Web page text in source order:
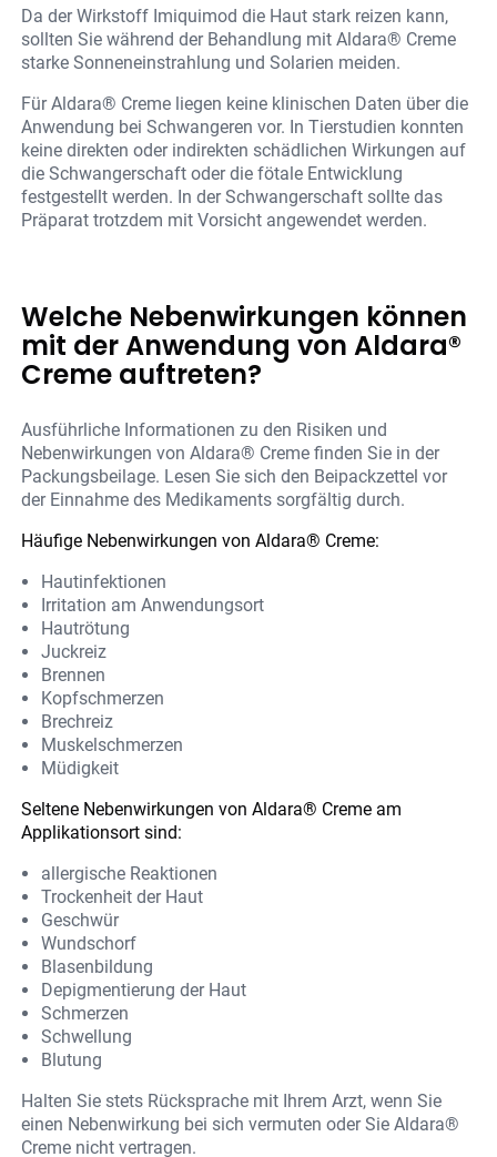
Da der Wirkstoff Imiquimod die Haut stark reizen kann,
sollten Sie während der Behandlung mit Aldara® Creme
starke Sonneneinstrahlung und Solarien meiden.
Für Aldara® Creme liegen keine klinischen Daten über die
Anwendung bei Schwangeren vor. In Tierstudien konnten
keine direkten oder indirekten schädlichen Wirkungen auf
die Schwangerschaft oder die fötale Entwicklung
festgestellt werden. In der Schwangerschaft sollte das
Präparat trotzdem mit Vorsicht angewendet werden.
Welche Nebenwirkungen können
mit der Anwendung von Aldara®
Creme auftreten?
Ausführliche Informationen zu den Risiken und
Nebenwirkungen von Aldara® Creme finden Sie in der
Packungsbeilage. Lesen Sie sich den Beipackzettel vor
der Einnahme des Medikaments sorgfältig durch.
Häufige Nebenwirkungen von Aldara® Creme:
Hautinfektionen
Irritation am Anwendungsort
Hautrötung
Juckreiz
Brennen
Kopfschmerzen
Brechreiz
Muskelschmerzen
Müdigkeit
Seltene Nebenwirkungen von Aldara® Creme am
Applikationsort sind:
allergische Reaktionen
Trockenheit der Haut
Geschwür
Wundschorf
Blasenbildung
Depigmentierung der Haut
Schmerzen
Schwellung
Blutung
Halten Sie stets Rücksprache mit Ihrem Arzt, wenn Sie
einen Nebenwirkung bei sich vermuten oder Sie Aldara®
Creme nicht vertragen.